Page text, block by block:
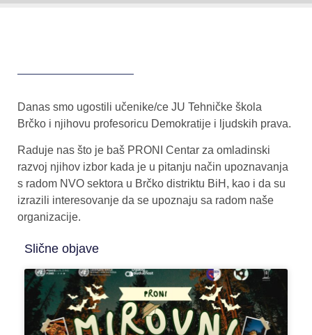
Danas smo ugostili učenike/ce JU Tehničke škola
Brčko i njihovu profesoricu Demokratije i ljudskih prava.
Raduje nas što je baš PRONI Centar za omladinski
razvoj njihov izbor kada je u pitanju način upoznavanja
s radom NVO sektora u Brčko distriktu BiH, kao i da su
izrazili interesovanje da se upoznaju sa radom naše
organizacije.
Slične objave